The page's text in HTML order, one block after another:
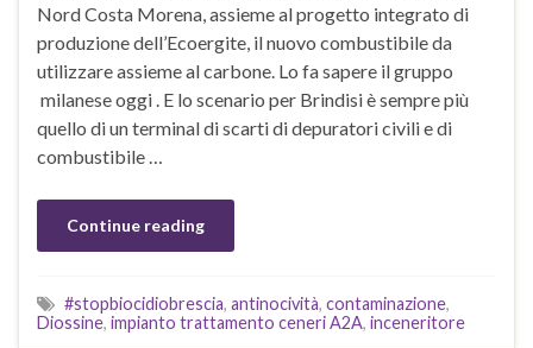
Nord Costa Morena, assieme al progetto integrato di
produzione dell’Ecoergite, il nuovo combustibile da
utilizzare assieme al carbone. Lo fa sapere il gruppo
milanese oggi . E lo scenario per Brindisi è sempre più
quello di un terminal di scarti di depuratori civili e di
combustibile …
Continue reading
#stopbiocidiobrescia, antinocività, contaminazione,
Diossine, impianto trattamento ceneri A2A, inceneritore